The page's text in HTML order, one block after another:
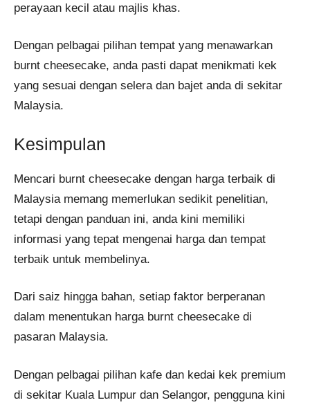
perayaan kecil atau majlis khas​.
Dengan pelbagai pilihan tempat yang menawarkan
burnt cheesecake, anda pasti dapat menikmati kek
yang sesuai dengan selera dan bajet anda di sekitar
Malaysia.
Kesimpulan
Mencari burnt cheesecake dengan harga terbaik di
Malaysia memang memerlukan sedikit penelitian,
tetapi dengan panduan ini, anda kini memiliki
informasi yang tepat mengenai harga dan tempat
terbaik untuk membelinya.
Dari saiz hingga bahan, setiap faktor berperanan
dalam menentukan harga burnt cheesecake di
pasaran Malaysia.
Dengan pelbagai pilihan kafe dan kedai kek premium
di sekitar Kuala Lumpur dan Selangor, pengguna kini